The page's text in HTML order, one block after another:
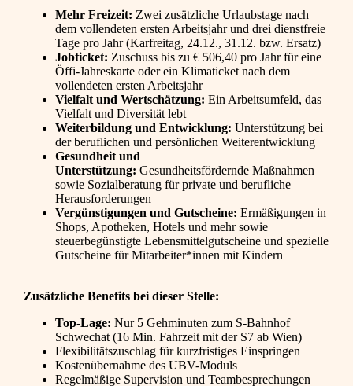
Mehr Freizeit: Zwei zusätzliche Urlaubstage nach
dem vollendeten ersten Arbeitsjahr und drei dienstfreie
Tage pro Jahr (Karfreitag, 24.12., 31.12. bzw. Ersatz)
Jobticket: Zuschuss bis zu € 506,40 pro Jahr für eine
Öffi-Jahreskarte oder ein Klimaticket nach dem
vollendeten ersten Arbeitsjahr
Vielfalt und Wertschätzung: Ein Arbeitsumfeld, das
Vielfalt und Diversität lebt
Weiterbildung und Entwicklung: Unterstützung bei
der beruflichen und persönlichen Weiterentwicklung
Gesundheit und
Unterstützung: Gesundheitsfördernde Maßnahmen
sowie Sozialberatung für private und berufliche
Herausforderungen
Vergünstigungen und Gutscheine: Ermäßigungen in
Shops, Apotheken, Hotels und mehr sowie
steuerbegünstigte Lebensmittelgutscheine und spezielle
Gutscheine für Mitarbeiter*innen mit Kindern
Zusätzliche Benefits bei dieser Stelle:
Top-Lage: Nur 5 Gehminuten zum S-Bahnhof
Schwechat (16 Min. Fahrzeit mit der S7 ab Wien)
Flexibilitätszuschlag für kurzfristiges Einspringen
Kostenübernahme des UBV-Moduls
Regelmäßige Supervision und Teambesprechungen